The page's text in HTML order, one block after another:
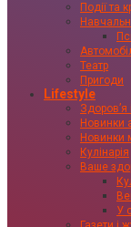
Події та
Театр
Пригоди
Lifestyle
Здоровʼя
Новинки
Новинки
Кулінарія
Ваше
У